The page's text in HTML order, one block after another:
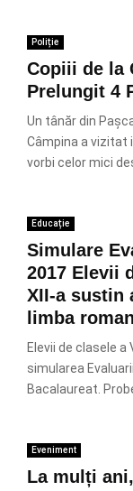
Poliție
Copiii de la
Prelungit 4
Un tânăr din
Câmpina a vizitat
vorbi celor mici
Educație
Simulare
2017 Elevii
XII-a sustin
limba
Elevii de clasele a
simularea
Bacalaureat.
Eveniment
La mulți